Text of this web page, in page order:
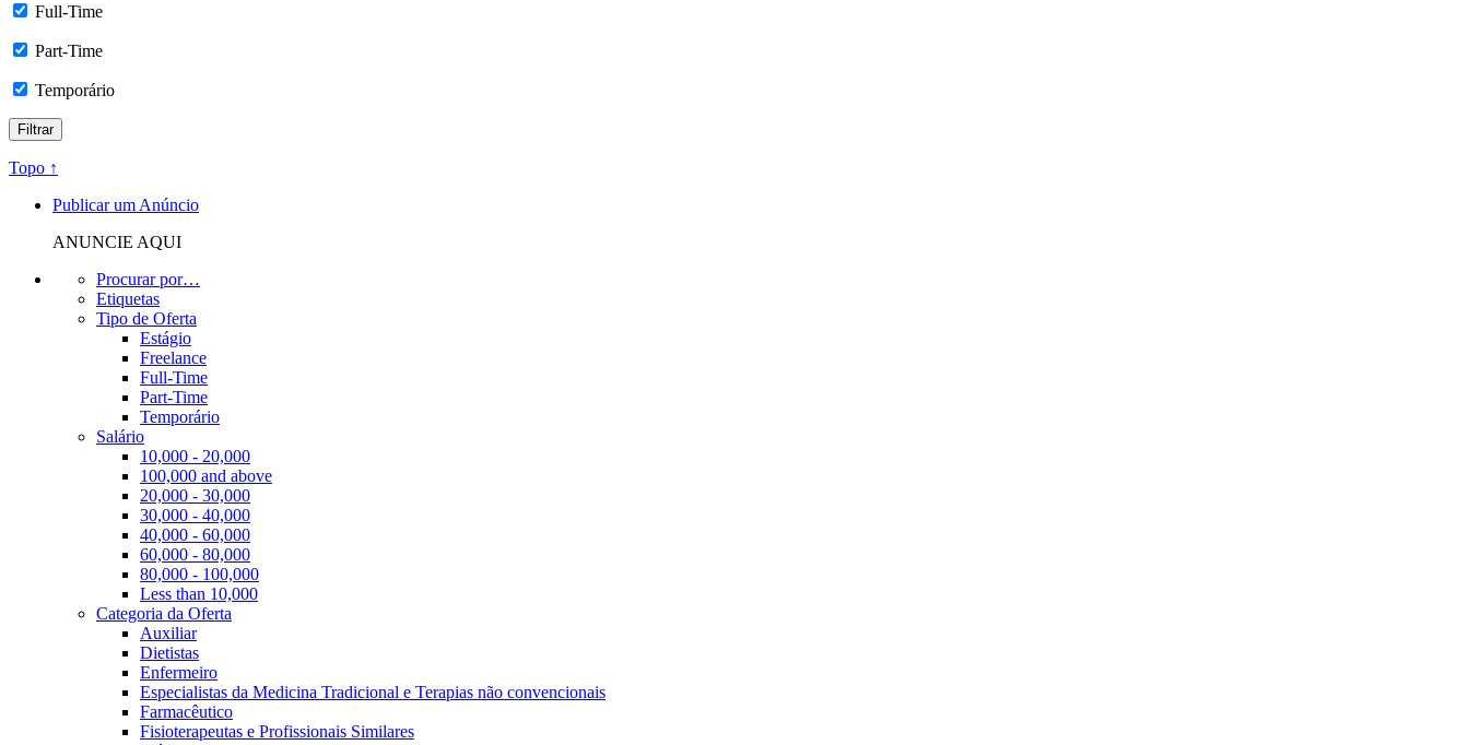
Full-Time
Part-Time
Temporário
Topo ↑
Publicar um Anúncio
ANUNCIE AQUI
Procurar por…
Etiquetas
Tipo de Oferta
Estágio
Freelance
Full-Time
Part-Time
Temporário
Salário
10,000 - 20,000
100,000 and above
20,000 - 30,000
30,000 - 40,000
40,000 - 60,000
60,000 - 80,000
80,000 - 100,000
Less than 10,000
Categoria da Oferta
Auxiliar
Dietistas
Enfermeiro
Especialistas da Medicina Tradicional e Terapias não convencionais
Farmacêutico
Fisioterapeutas e Profissionais Similares